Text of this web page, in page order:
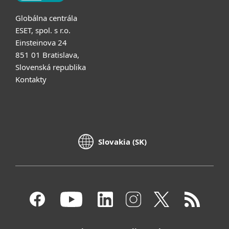
Globálna centrála
ESET, spol. s r.o.
Einsteinova 24
851 01 Bratislava,
Slovenská republika
Kontakty
Slovakia (SK)